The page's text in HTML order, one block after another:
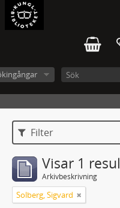
Filter
Visar 1
Arkivbeskrivning
Solberg, Sigvard